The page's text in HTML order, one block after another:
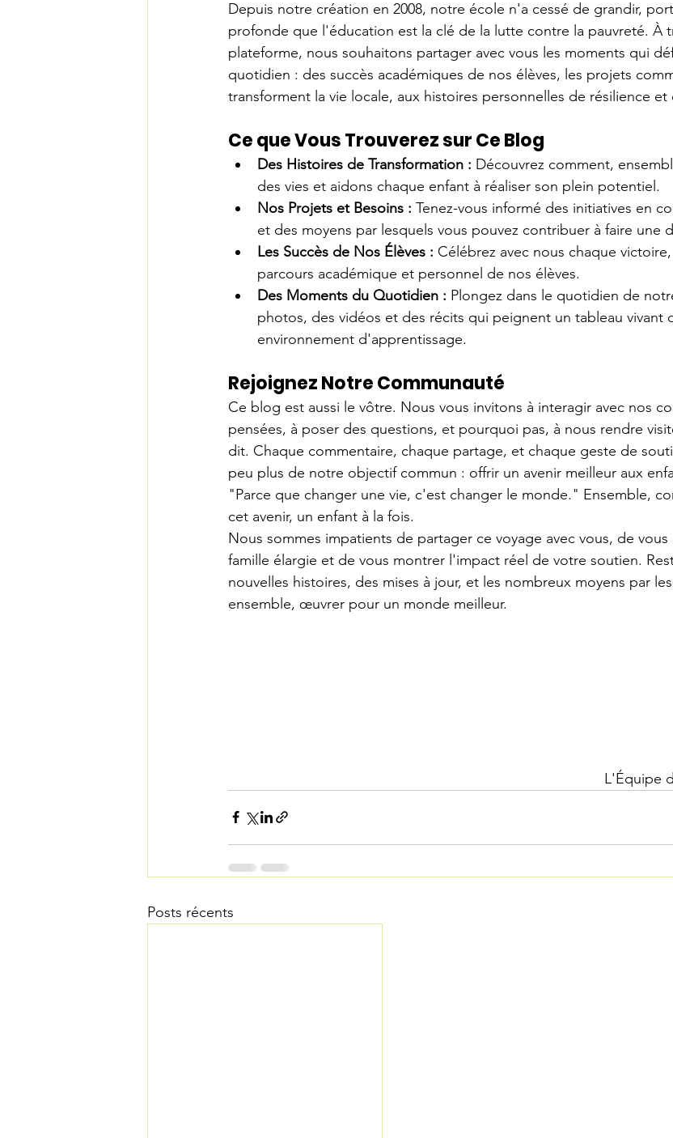
Depuis notre création en 2008, notre école n'a cessé de grandir,
profonde que l'éducation est la clé de la lutte contre la pauvreté. À
plateforme, nous souhaitons partager avec vous les moments qui
quotidien : des succès académiques de nos élèves, les projets
transforment la vie locale, aux histoires personnelles de résilience et
Ce que Vous Trouverez sur Ce Blog
Des Histoires de Transformation : Découvrez comment,
des vies et aidons chaque enfant à réaliser son plein potentiel.
Nos Projets et Besoins : Tenez-vous informé des initiatives en
et des moyens par lesquels vous pouvez contribuer à faire une
Les Succès de Nos Élèves : Célébrez avec nous chaque
parcours académique et personnel de nos élèves.
Des Moments du Quotidien : Plongez dans le quotidien de
photos, des vidéos et des récits qui peignent un tableau vivant
environnement d'apprentissage.
Rejoignez Notre Communauté
Ce blog est aussi le vôtre. Nous vous invitons à interagir avec nos
pensées, à poser des questions, et pourquoi pas, à nous rendre
dit. Chaque commentaire, chaque partage, et chaque geste de
peu plus de notre objectif commun : offrir un avenir meilleur aux
"Parce que changer une vie, c'est changer le monde." Ensemble,
cet avenir, un enfant à la fois.
Nous sommes impatients de partager ce voyage avec vous, de
famille élargie et de vous montrer l'impact réel de votre soutien.
nouvelles histoires, des mises à jour, et les nombreux moyens par
ensemble, œuvrer pour un monde meilleur.
L'Équipe
Posts récents